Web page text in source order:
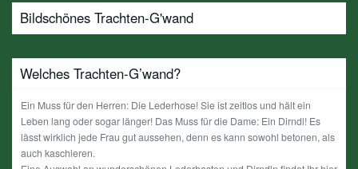
Bildschönes Trachten-G'wand
Welches Trachten-G’wand?
Ein Muss für den Herren: Die Lederhose! Sie ist zeitlos und hält ein
Leben lang oder sogar länger! Das Muss für die Dame: Ein Dirndl! Es
lässt wirklich jede Frau gut aussehen, denn es kann sowohl betonen, als
auch kaschieren.